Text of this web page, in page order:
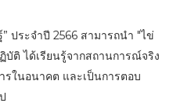
ประจําปี 2566 สามารถนำ "ไข่
บัติ ได้เรียนรู้จากสถานการณ์จริง
รในอนาคต และเป็นการตอบ